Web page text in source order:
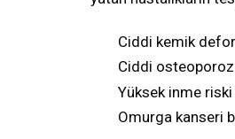
Ciddi kemik
Ciddi
Yüksek inme
Omurga kanseri